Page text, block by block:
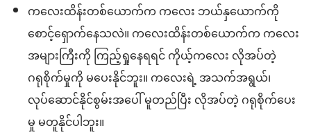
ကလေးထိန်းတစ်ယောက်က ကလေး ဘယ်နှယောက်ကို
စောင့်ရှောက်နေသလဲ။ ကလေးထိန်းတစ်ယောက်က ကလေး
အများကြီးကို ကြည့်ရှုနေရရင် ကိုယ့်ကလေး လိုအပ်တဲ့
ဂရုစိုက်မှုကို မပေးနိုင်ဘူး။ ကလေးရဲ့ အသက်အရွယ်၊
လုပ်ဆောင်နိုင်စွမ်းအပေါ် မူတည်ပြီး လိုအပ်တဲ့ ဂရုစိုက်ပေး
မှု မတူနိုင်ပါဘူး။